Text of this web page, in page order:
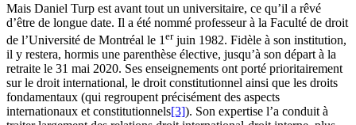
Mais Daniel Turp est avant tout un universitaire, ce qu’il a rêvé
d’être de longue date. Il a été nommé professeur à la Faculté de droit
de l’Université de Montréal le 1 erjuin 1982. Fidèle à son institution,
il y restera, hormis une parenthèse élective, jusqu’à son départ à la
retraite le 31 mai 2020. Ses enseignements ont porté prioritairement
sur le droit international, le droit constitutionnel ainsi que les droits
fondamentaux (qui regroupent précisément des aspects
internationaux et constitutionnels[3]). Son expertise l’a conduit à